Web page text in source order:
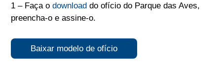
1 – Faça odownload do ofício do Parque das Aves,
preencha-o e assine-o.
Baixar modelo de ofício